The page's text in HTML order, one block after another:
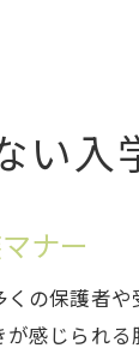
い入
ナー
の保護者
感じられ